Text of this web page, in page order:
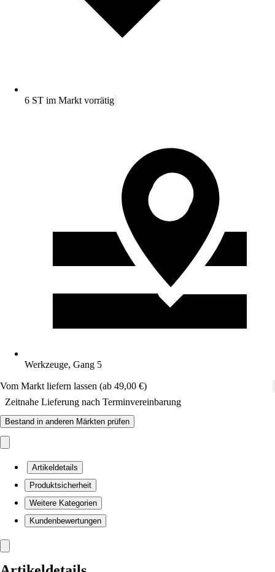
6 ST im Markt vorrätig
Werkzeuge, Gang 5
Vom Markt liefern lassen (ab 49,00 €)
Zeitnahe Lieferung nach Terminvereinbarung
Bestand in anderen Märkten prüfen
Artikeldetails
Produktsicherheit
Weitere Kategorien
Kundenbewertungen